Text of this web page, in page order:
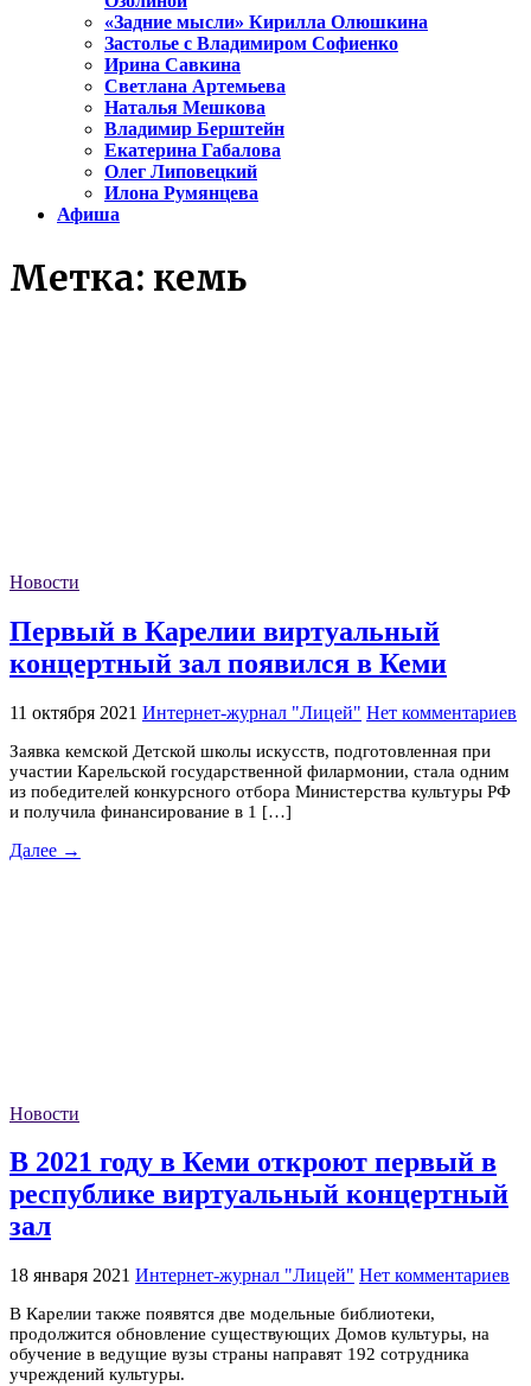
«Задние мысли» Кирилла Олюшкина
Застолье с Владимиром Софиенко
Ирина Савкина
Светлана Артемьева
Наталья Мешкова
Владимир Берштейн
Екатерина Габалова
Олег Липовецкий
Илона Румянцева
Афиша
Метка: кемь
Новости
Первый в Карелии виртуальный
концертный зал появился в Кеми
11 октября 2021 Интернет-журнал "Лицей" Нет комментариев
Заявка кемской Детской школы искусств, подготовленная при
участии Карельской государственной филармонии, стала одним
из победителей конкурсного отбора Министерства культуры РФ
и получила финансирование в 1 […]
Далее →
Новости
В 2021 году в Кеми откроют первый в
республике виртуальный концертный
зал
18 января 2021 Интернет-журнал "Лицей" Нет комментариев
В Карелии также появятся две модельные библиотеки,
продолжится обновление существующих Домов культуры, на
обучение в ведущие вузы страны направят 192 сотрудника
учреждений культуры.